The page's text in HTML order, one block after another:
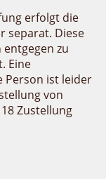
erfolgt die
separat. Diese
zu
Eine
Person ist leider
von
Zustellung